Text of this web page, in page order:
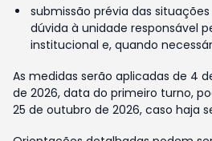
submissão prévia das
dúvida à unidade responsável
institucional e, quando
As medidas serão aplicadas de 4
de 2026, data do primeiro turno,
25 de outubro de 2026, caso haja